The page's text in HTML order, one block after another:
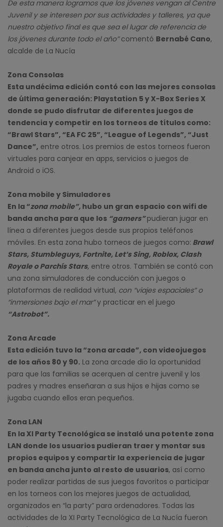
De esta manera logramos que los jóvenes vengan al Centre
Juvenil y se interesen por sus actividades y talleres, ya que
nuestro objetivo final es que sea el lugar de referencia de
los jóvenes durante todo el año”comentó Bernabé Cano,
alcalde de La Nucía
Zona Consolas
Esta undécima edición contó con las mejores consolas
de última generación: Playstation 5 y X-Box Series X
donde se pudo disfrutar de diferentes juegos de
tendencia y competir en los torneos de títulos como:
“Brawl Stars”, “EA FC 25”, “League of Legends”, “Just
Dance”, entre otros. Los premios de estos torneos fueron
virtuales para canjear en apps, servicios o juegos de
Android o iOS.
Zona mobile y Simuladores
En la “zona mobile”, hubo un gran espacio con wifi de
banda ancha para que los “gamers” pudieran jugar en
línea a diferentes juegos desde sus propios teléfonos
móviles. En esta zona hubo torneos de juegos como: Brawl
Stars, Stumbleguys, Fortnite, Let’s Sing, Roblox, Clash
Royale o Parchís Stars, entre otros. También se contó con
una zona simuladores de conducción con juegos o
plataformas de realidad virtual, con “viajes espaciales” o
“inmersiones bajo el mar”y practicar en el juego
“Astrobot”.
Zona Arcade
Esta edición tuvo la “zona arcade”, con videojuegos
de los años 80 y 90. La zona arcade dio la oportunidad
para que las familias se acerquen al centre juvenil y los
padres y madres enseñaran a sus hijos e hijas como se
jugaba cuando ellos eran pequeños.
Zona LAN
En la XI Party Tecnológica se instaló una potente zona
LAN donde los usuarios pudieran traer y montar sus
propios equipos y compartir la experiencia de jugar
en banda ancha junto al resto de usuarios, así como
poder realizar partidas de sus juegos favoritos o participar
en los torneos con los mejores juegos de actualidad,
organizados en “la party” para ordenadores. Todas las
actividades de la XI Party Tecnológica de La Nucía fueron